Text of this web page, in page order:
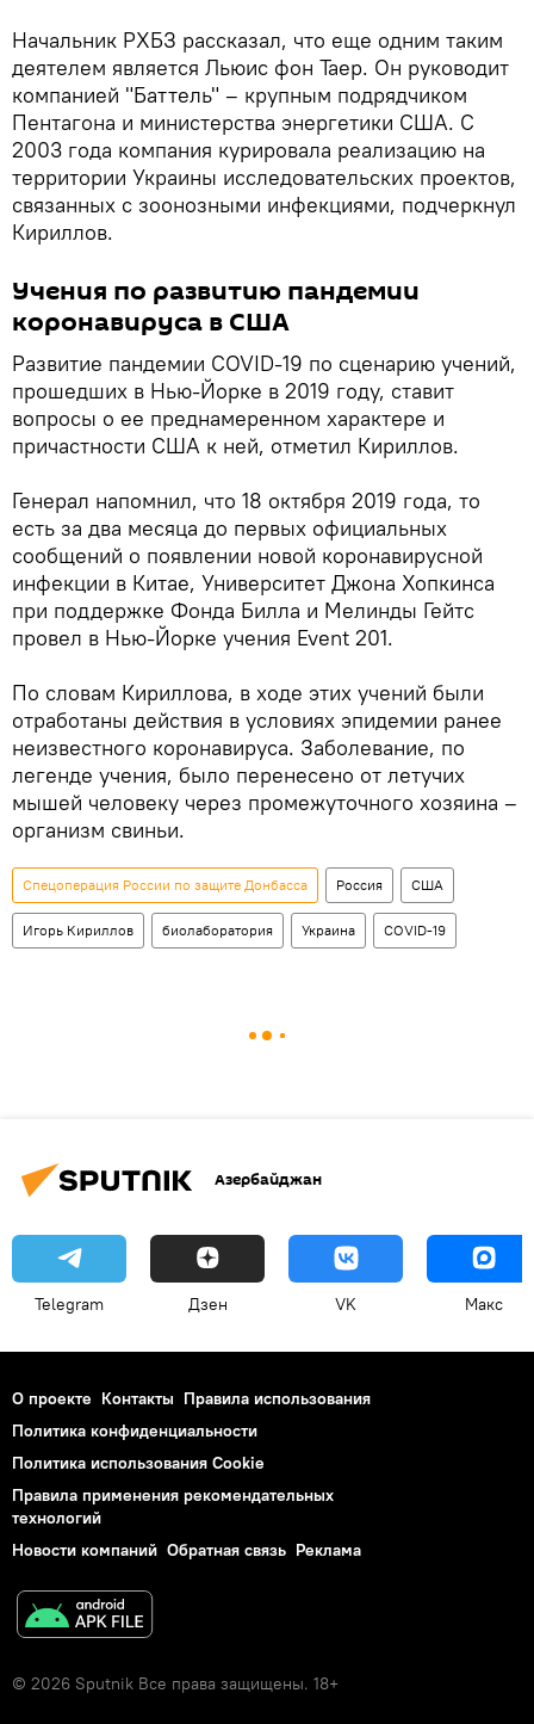
Начальник РХБЗ рассказал, что еще одним таким
деятелем является Льюис фон Таер. Он руководит
компанией "Баттель" – крупным подрядчиком
Пентагона и министерства энергетики США. С
2003 года компания курировала реализацию на
территории Украины исследовательских проектов,
связанных с зоонозными инфекциями, подчеркнул
Кириллов.
Учения по развитию пандемии
коронавируса в США
Развитие пандемии COVID-19 по сценарию учений,
прошедших в Нью-Йорке в 2019 году, ставит
вопросы о ее преднамеренном характере и
причастности США к ней, отметил Кириллов.
Генерал напомнил, что 18 октября 2019 года, то
есть за два месяца до первых официальных
сообщений о появлении новой коронавирусной
инфекции в Китае, Университет Джона Хопкинса
при поддержке Фонда Билла и Мелинды Гейтс
провел в Нью-Йорке учения Event 201.
По словам Кириллова, в ходе этих учений были
отработаны действия в условиях эпидемии ранее
неизвестного коронавируса. Заболевание, по
легенде учения, было перенесено от летучих
мышей человеку через промежуточного хозяина –
организм свиньи.
Спецоперация России по защите Донбасса Россия США
Игорь Кириллов биолаборатория Украина COVID-19
Азербайджан
Telegram Дзен VK Макс
О проекте Контакты Правила использования
Политика конфиденциальности
Политика использования Cookie
Правила применения рекомендательных
технологий
Новости компаний Обратная связь Реклама
© 2026 Sputnik Все права защищены. 18+